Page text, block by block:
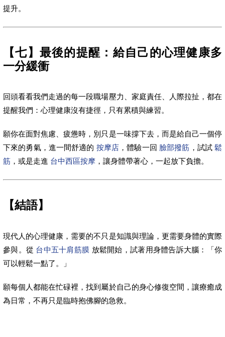
提升。
【七】最後的提醒：給自己的心理健康多
一分緩衝
回頭看看我們走過的每一段職場壓力、家庭責任、人際拉扯，都在
提醒我們：心理健康沒有捷徑，只有累積與練習。
願你在面對焦慮、疲憊時，別只是一味撐下去，而是給自己一個停
下來的勇氣，進一間舒適的 按摩店 ，體驗一回 臉部撥筋 ，試試鬆
筋 ，或是走進 台中西區按摩 ，讓身體帶著心，一起放下負擔。
【結語】
現代人的心理健康，需要的不只是知識與理論，更需要身體的實際
參與。從 台中五十肩筋膜 放鬆開始，試著用身體告訴大腦：「你
可以輕鬆一點了。」
願每個人都能在忙碌裡，找到屬於自己的身心修復空間，讓療癒成
為日常，不再只是臨時抱佛腳的急救。